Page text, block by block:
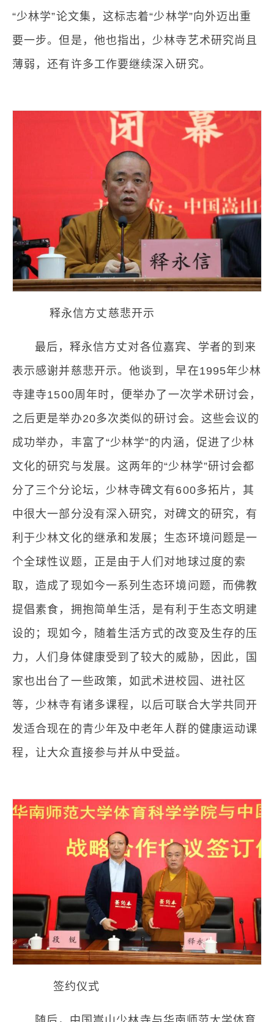
“少林学”论文集，这标志着“少林学”向外迈出重
要一步。但是，他也指出，少林寺艺术研究尚且
薄弱，还有许多工作要继续深入研究。
释永信方丈慈悲开示
最后，释永信方丈对各位嘉宾、学者的到来
表示感谢并慈悲开示。他谈到，早在1995年少林
寺建寺1500周年时，便举办了一次学术研讨会，
之后更是举办20多次类似的研讨会。这些会议的
成功举办，丰富了“少林学”的内涵，促进了少林
文化的研究与发展。这两年的“少林学”研讨会都
分了三个分论坛，少林寺碑文有600多拓片，其
中很大一部分没有深入研究，对碑文的研究，有
利于少林文化的继承和发展；生态环境问题是一
个全球性议题，正是由于人们对地球过度的索
取，造成了现如今一系列生态环境问题，而佛教
提倡素食，拥抱简单生活，是有利于生态文明建
设的；现如今，随着生活方式的改变及生存的压
力，人们身体健康受到了较大的威胁，因此，国
家也出台了一些政策，如武术进校园、进社区
等，少林寺有诸多课程，以后可联合大学共同开
发适合现在的青少年及中老年人群的健康运动课
程，让大众直接参与并从中受益。
签约仪式